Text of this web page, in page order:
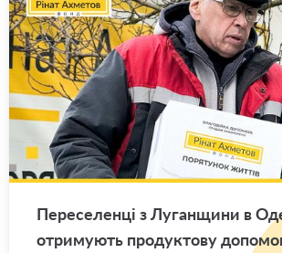
Переселенці з Луганщини в
отримують продуктову